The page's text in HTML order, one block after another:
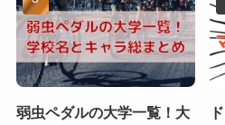
弱虫ペダルの大学一覧！大